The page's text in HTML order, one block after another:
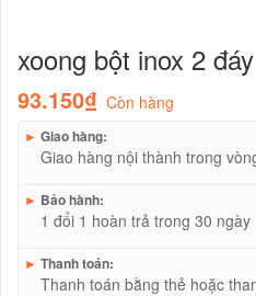
xoong bột inox 2 đáy
93.150₫ Còn hàng
► Giao hàng:
Giao hàng nội thành trong
► Bảo hành:
1 đổi 1 hoàn trả trong 30 ngày
► Thanh toán:
Thanh toán bằng thẻ hoặc